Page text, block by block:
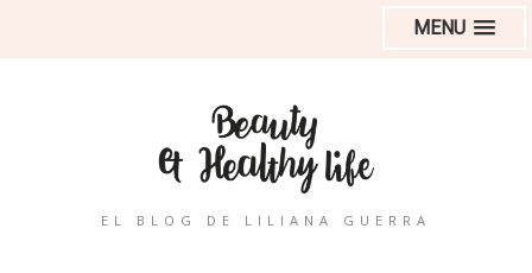
MENU
EL BLOG DE LILIANA GUERRA